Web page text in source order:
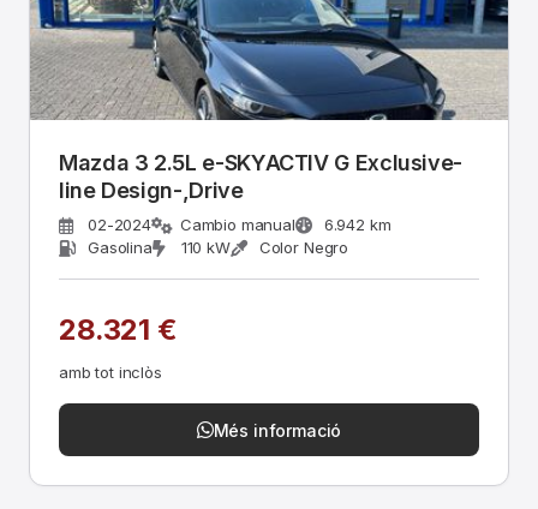
Mazda 3 2.5L e-SKYACTIV G Exclusive-
line Design-,Drive
02-2024 Cambio manual
6.942 km
Gasolina
110 kW Color Negro
28.321 €
amb tot inclòs
Més informació